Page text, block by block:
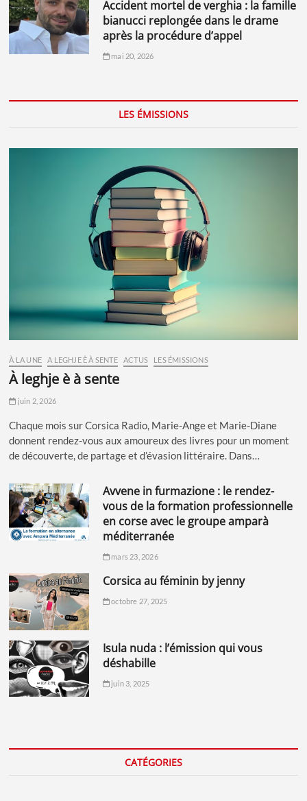
accident mortel de verghia : la famille
bianucci replongée dans le drame
après la procédure d’appel
mai 20, 2026
LES ÉMISSIONS
À LA UNE A LEGHJE È À SENTE ACTUS LES ÉMISSIONS
à leghje è à sente
juin 2, 2026
Chaque mois sur Corsica Radio, Marie-Ange et Marie-Diane
donnent rendez-vous aux amoureux des livres pour un moment
de découverte, de partage et d’évasion littéraire. Dans…
avvene in furmazione : le rendez-
vous de la formation professionnelle
en corse avec le groupe amparà
méditerranée
mars 23, 2026
corsica au féminin by jenny
octobre 27, 2025
isula nuda : l’émission qui vous
déshabille
juin 3, 2025
CATÉGORIES